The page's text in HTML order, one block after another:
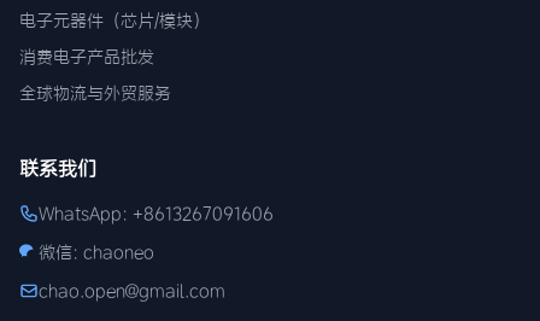
电子元器件（芯片/模块）
消费电子产品批发
全球物流与外贸服务
联系我们
WhatsApp: +8613267091606
微信: chaoneo
chao.open@gmail.com